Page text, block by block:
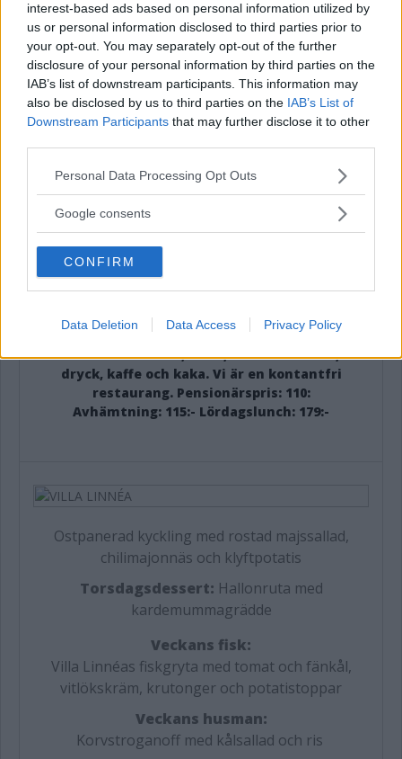
interest-based ads based on personal information utilized by
us or personal information disclosed to third parties prior to
your opt-out. You may separately opt-out of the further
disclosure of your personal information by third parties on the
IAB’s list of downstream participants. This information may
also be disclosed by us to third parties on the IAB’s List of
Downstream Participants that may further disclose it to other
Please note that this website/app uses one or more Google
not limited to your visit or usage behaviour. You may click to
use your data for below specified purposes in below Google
consent section.
Personal Data Processing Opt Outs
Google consents
CONFIRM
Data Deletion Data Access Privacy Policy
Sesampanerad lax serveras med romcrème,
citron samt kokt potatis
Veckans vegetariska:
Grönsaksquesadillas serveras med
avokadocrème
med parmesan
Veckans Sallad:
Matvetesallad med räkor & ägg serveras med
145 kr
Öppet: 11.30-14.00
Inkl. salladsbuffé, smör, hembakat bröd,
dryck, kaffe och kaka. Vi är en kontantfri
restaurang. Pensionärspris: 110:
Avhämtning: 115:- Lördagslunch: 179:-
Ostpanerad kyckling med rostad majssallad,
chilimajonnäs och klyftpotatis
Torsdagsdessert: Hallonruta med
kardemummagrädde
Veckans fisk:
Villa Linnéas fiskgryta med tomat och fänkål,
vitlökskräm, krutonger och potatistoppar
Veckans husman:
Korvstroganoff med kålsallad och ris